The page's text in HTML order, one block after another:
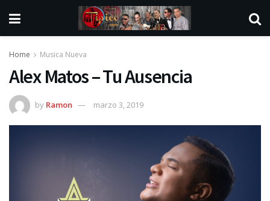
Home Musica Nueva
Alex Matos – Tu Ausencia
by Ramon marzo 3, 2019